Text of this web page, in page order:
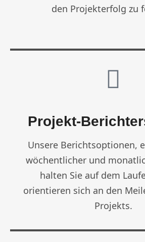
den Projekterfolg zu
Projekt-
Unsere Berichtsoptionen,
wöchentlicher und
halten Sie auf dem
orientieren sich an den
Projekts.